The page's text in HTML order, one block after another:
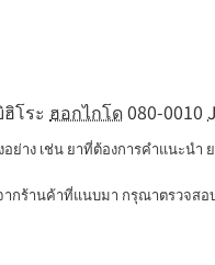
โระ ฮอกไกโด080-0010
าง เช่น ยาที่ต้องการคำแนะนำ
ากร้านค้าที่แนบมา กรุณาตรวจส